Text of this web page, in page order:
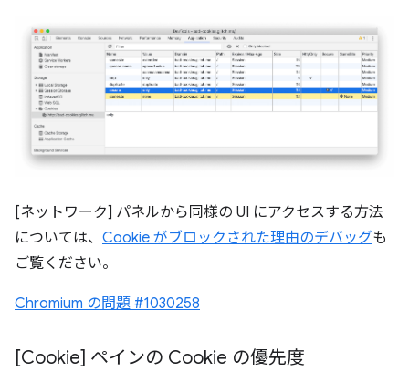
[ネットワーク] パネルから同様の UI にアクセスする方法
については、 Cookie がブロックされた理由のデバッグも
ご覧ください。
Chromium の問題 #1030258
[Cookie] ペインの Cookie の優先度